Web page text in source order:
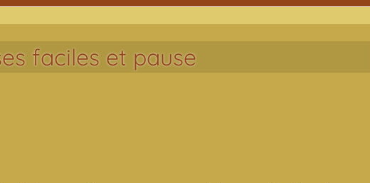
faciles et pause